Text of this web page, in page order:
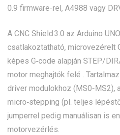
0.9 firmware-rel, A4988 vagy
A CNC Shield 3.0 az Arduino
csatlakoztatható, microvezérelt
képes G‑code alapján STEP/
motor meghajtók felé .
driver modulokhoz (MS0-​MS2),
micro‑stepping (pl. teljes
jumperrel pedig manuálisan is
motorvezérlés.